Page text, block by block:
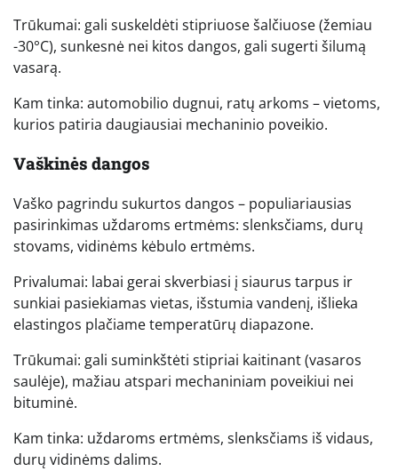
Trūkumai: gali suskeldėti stipriuose šalčiuose (žemiau
-30°C), sunkesnė nei kitos dangos, gali sugerti šilumą
vasarą.
Kam tinka: automobilio dugnui, ratų arkoms – vietoms,
kurios patiria daugiausiai mechaninio poveikio.
Vaškinės dangos
Vaško pagrindu sukurtos dangos – populiariausias
pasirinkimas uždaroms ertmėms: slenksčiams, durų
stovams, vidinėms kėbulo ertmėms.
Privalumai: labai gerai skverbiasi į siaurus tarpus ir
sunkiai pasiekiamas vietas, išstumia vandenį, išlieka
elastingos plačiame temperatūrų diapazone.
Trūkumai: gali suminkštėti stipriai kaitinant (vasaros
saulėje), mažiau atspari mechaniniam poveikiui nei
bituminė.
Kam tinka: uždaroms ertmėms, slenksčiams iš vidaus,
durų vidinėms dalims.